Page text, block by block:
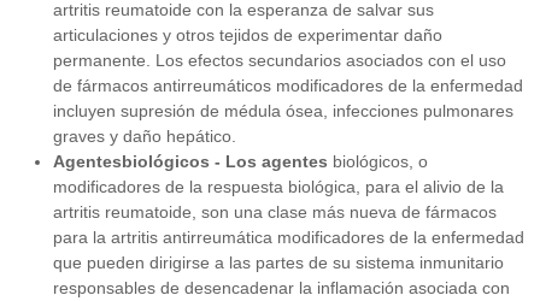
artritis reumatoide con la esperanza de salvar sus
articulaciones y otros tejidos de experimentar daño
permanente. Los efectos secundarios asociados con el uso
de fármacos antirreumáticos modificadores de la enfermedad
incluyen supresión de médula ósea, infecciones pulmonares
graves y daño hepático.
Agentesbiológicos - Los agentes biológicos, o
modificadores de la respuesta biológica, para el alivio de la
artritis reumatoide, son una clase más nueva de fármacos
para la artritis antirreumática modificadores de la enfermedad
que pueden dirigirse a las partes de su sistema inmunitario
responsables de desencadenar la inflamación asociada con